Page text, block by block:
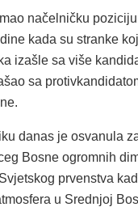
načelničku
kada su stranke
izašle sa više
sa
danas je osvanula
Bosne ogromnih
prvenstva
u Srednjoj